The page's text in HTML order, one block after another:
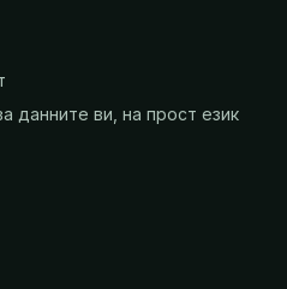
данните ви, на прост език